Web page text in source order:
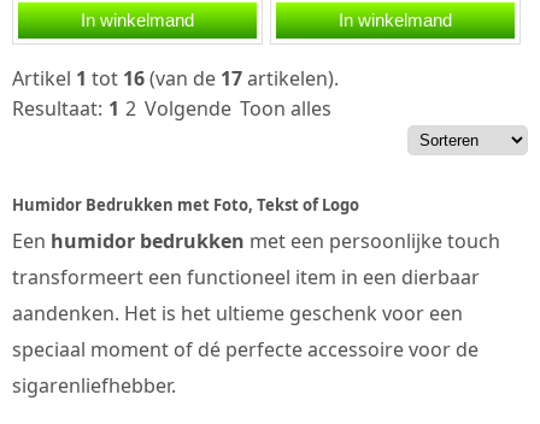
je op zoek naar een
professioneel
relatiegeschenk of wil...
In winkelmand
je op zoek naar een
origineel geschenk voor
een...
In winkelmand
Artikel 1 tot 16(van de 17artikelen).
Resultaat: 1 2 Volgende Toon alles
Humidor Bedrukken met Foto, Tekst of Logo
Een humidor bedrukken met een persoonlijke touch
transformeert een functioneel item in een dierbaar
aandenken. Het is het ultieme geschenk voor een
speciaal moment of dé perfecte accessoire voor de
sigarenliefhebber.